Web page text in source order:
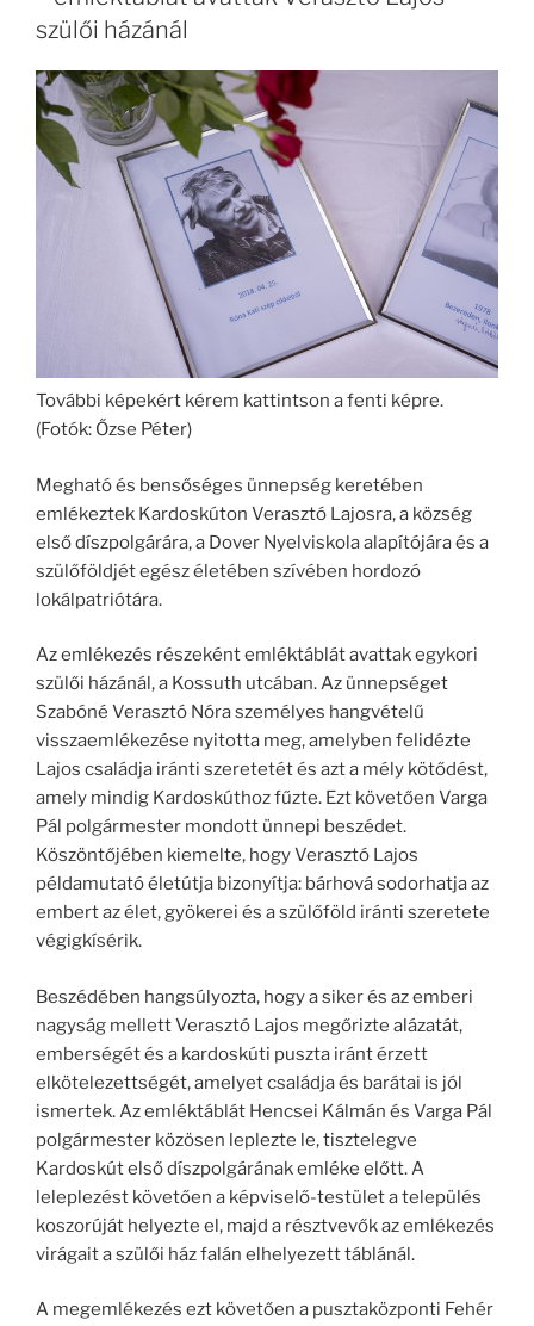
szülői házánál
További képekért kérem kattintson a fenti képre.
(Fotók: Őzse Péter)
Megható és bensőséges ünnepség keretében
emlékeztek Kardoskúton Verasztó Lajosra, a község
első díszpolgárára, a Dover Nyelviskola alapítójára és a
szülőföldjét egész életében szívében hordozó
lokálpatriótára.
Az emlékezés részeként emléktáblát avattak egykori
szülői házánál, a Kossuth utcában. Az ünnepséget
Szabóné Verasztó Nóra személyes hangvételű
visszaemlékezése nyitotta meg, amelyben felidézte
Lajos családja iránti szeretetét és azt a mély kötődést,
amely mindig Kardoskúthoz fűzte. Ezt követően Varga
Pál polgármester mondott ünnepi beszédet.
Köszöntőjében kiemelte, hogy Verasztó Lajos
példamutató életútja bizonyítja: bárhová sodorhatja az
embert az élet, gyökerei és a szülőföld iránti szeretete
végigkísérik.
Beszédében hangsúlyozta, hogy a siker és az emberi
nagyság mellett Verasztó Lajos megőrizte alázatát,
emberségét és a kardoskúti puszta iránt érzett
elkötelezettségét, amelyet családja és barátai is jól
ismertek. Az emléktáblát Hencsei Kálmán és Varga Pál
polgármester közösen leplezte le, tisztelegve
Kardoskút első díszpolgárának emléke előtt. A
leleplezést követően a képviselő-testület a település
koszorúját helyezte el, majd a résztvevők az emlékezés
virágait a szülői ház falán elhelyezett táblánál.
A megemlékezés ezt követően a pusztaközponti Fehér